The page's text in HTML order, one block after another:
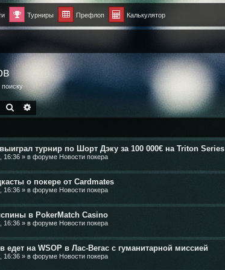
Турниры Префлоп Калькулятор
ПОИСКРАСШИРЕННЫЙ ПОИСК
турнир по Шорт Дэку за 100 000€ на Triton Series
16:36 » в форуме Новости покера
о покере от Cardmates
16:36 » в форуме Новости покера
в PokerMatch Casino
16:36 » в форуме Новости покера
едет на WSOP в Лас-Вегас с гуманитарной миссией
16:36 » в форуме Новости покера